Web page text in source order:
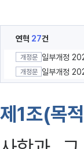
연혁 27건
개정문 일부개정
개정문 일부개정
제1조(목